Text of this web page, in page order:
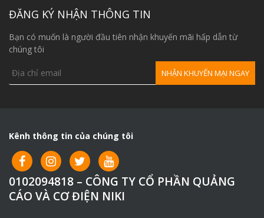
– Nhược điểm:Tải trọng nhỏ từ 200-1200kg, Lắp đặt
phức tạp hơn palang.
ĐĂNG KÝ NHẬN THÔNG TIN
Bạn có muốn là người đầu tiên nhận khuyến mãi hấp dẫn từ
chúng tôi
Kênh thông tin của chúng tôi
0102094818 – CÔNG TY CỔ PHẦN QUẢNG
CÁO VÀ CƠ ĐIỆN NIKI